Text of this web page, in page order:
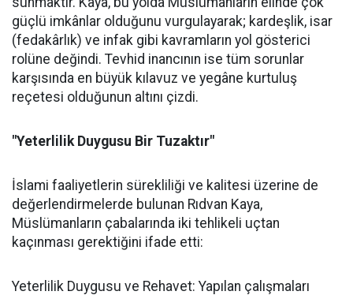
güçlü imkânlar olduğunu vurgulayarak; kardeşlik, isar
(fedakârlık) ve infak gibi kavramların yol gösterici
rolüne değindi. Tevhid inancının ise tüm sorunlar
karşısında en büyük kılavuz ve yegâne kurtuluş
reçetesi olduğunun altını çizdi.
"Yeterlilik Duygusu Bir Tuzaktır"
İslami faaliyetlerin sürekliliği ve kalitesi üzerine de
değerlendirmelerde bulunan Rıdvan Kaya,
Müslümanların çabalarında iki tehlikeli uçtan
kaçınması gerektiğini ifade etti:
Yeterlilik Duygusu ve Rehavet: Yapılan çalışmaları